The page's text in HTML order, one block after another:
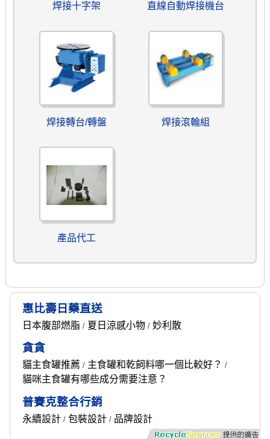
焊接十字架 直線自動焊接機台
焊接轉台/轉盤 焊接滾輪組
產品代工
惠比壽日藥直送
日本腹部燃脂 / 夏日涼感小物/ 妙利散
貪貪
貓主食罐推薦 / 主食罐和乾飼料哪一個比較好？ /
貓咪主食罐有哪些成分需要注意？
普賽克整合行銷
永續設計/ 包裝設計/ 品牌設計